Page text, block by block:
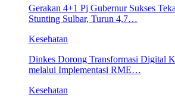
Gerakan 4+1 Pj Gubernur Sukses
Stunting Sulbar, Turun 4,7…
Kesehatan
Dinkes Dorong Transformasi Digital
melalui Implementasi RME…
Kesehatan